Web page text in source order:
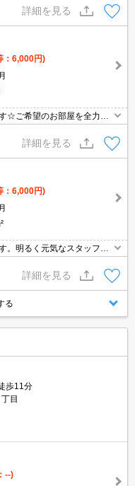
詳細を見る
：6,000円)
☆ご希望のお部屋を全力で
詳細を見る
：6,000円)
。明るく元気なスタッフが
ラインで見学・接客可能で
詳細を見る
る
歩11分
目
--)